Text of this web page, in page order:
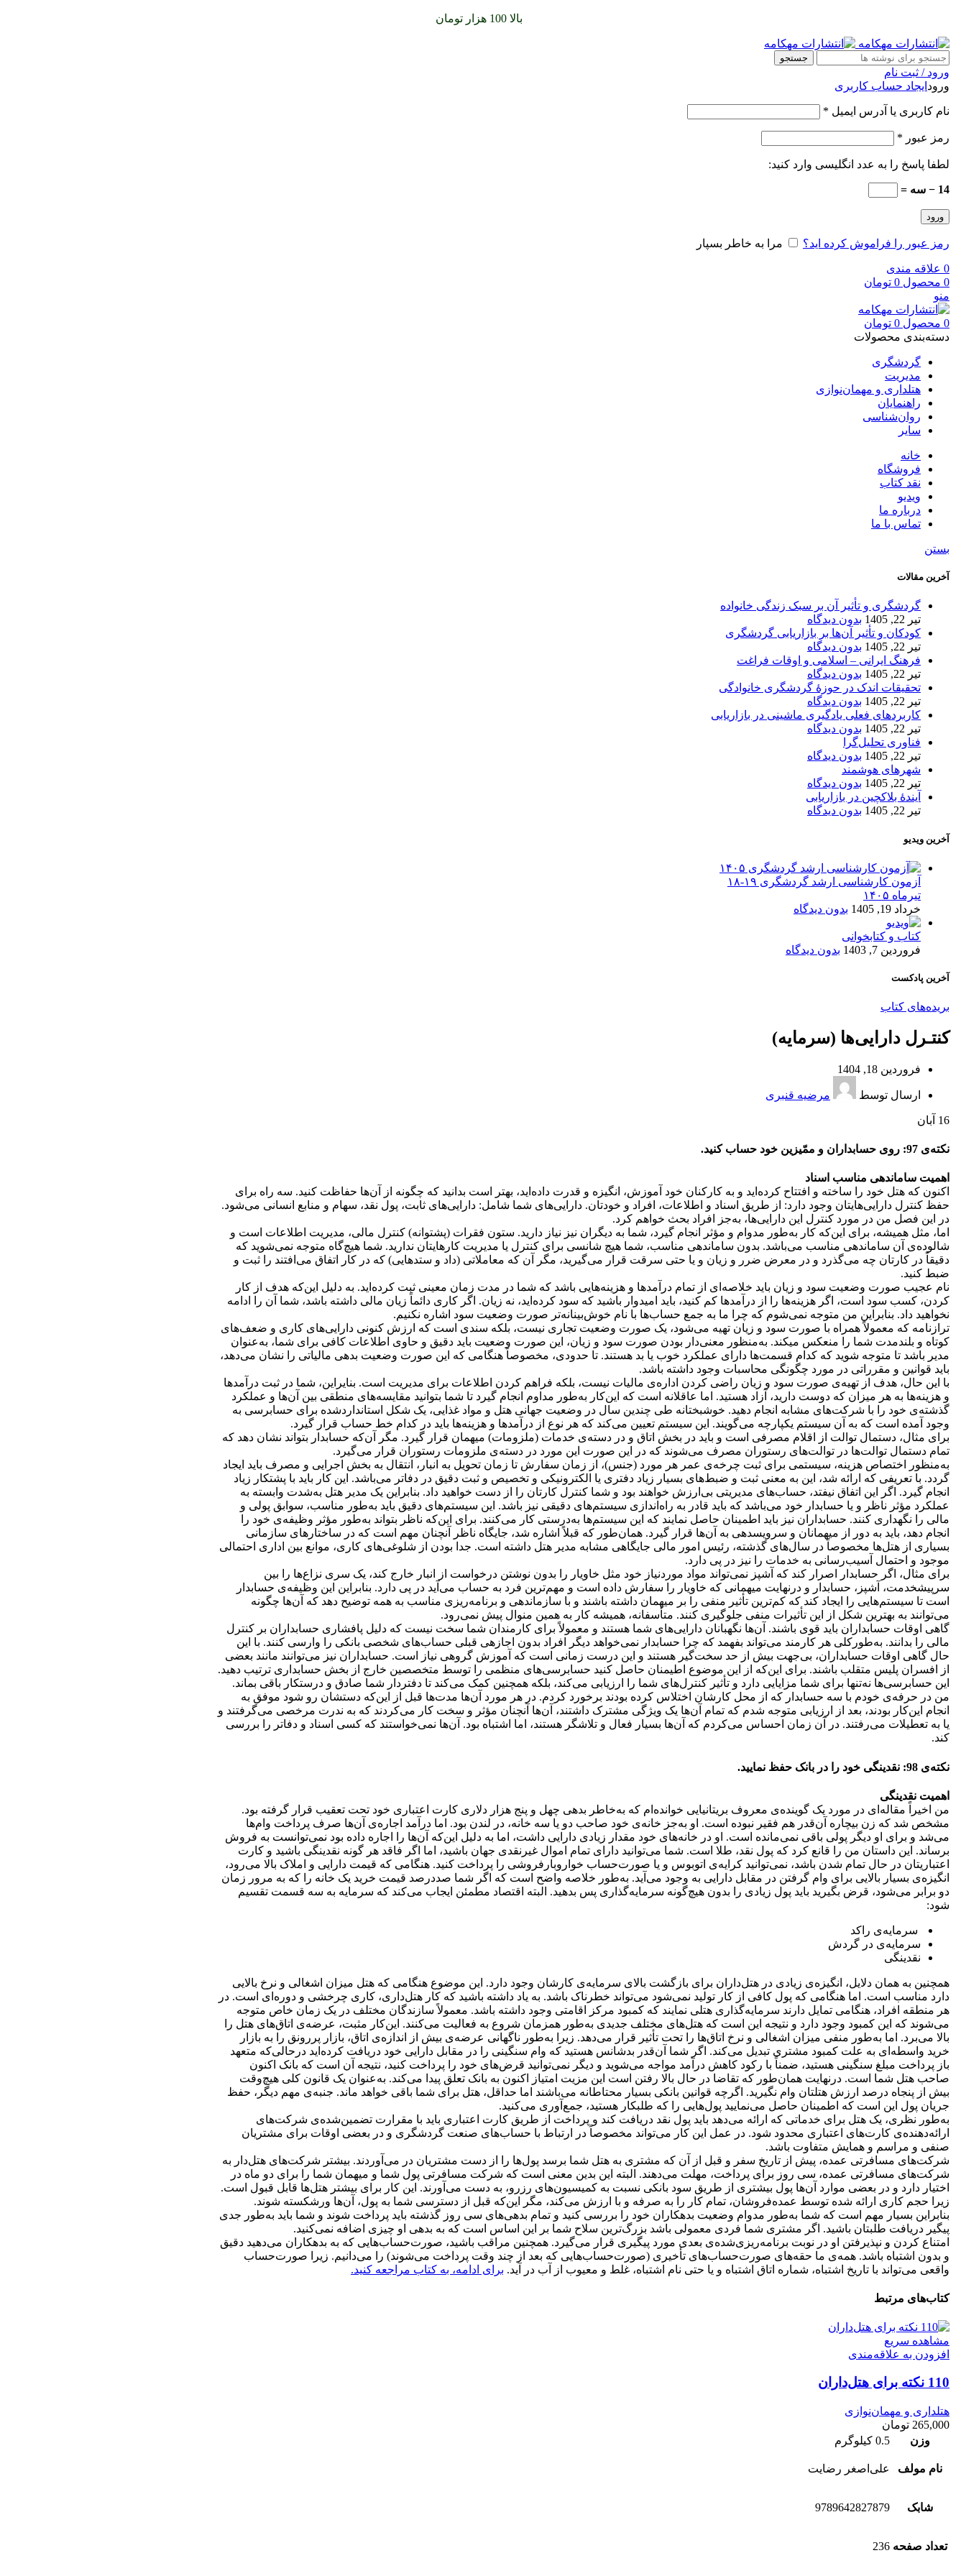
بالا 100 هزار تومان
جستجو
ورود / ثبت نام
ورود ایجاد حساب کاربری
نام کاربری یا آدرس ایمیل *
رمز عبور *
لطفا پاسخ را به عدد انگلیسی وارد کنید:
14 − سه =
ورود
رمز عبور را فراموش کرده اید؟ مرا به خاطر بسپار
0 علاقه مندی
0 محصول 0 تومان
منو
0 محصول 0 تومان
دسته‌بندی محصولات
گردشگری
مدیریت
هتلداری و مهمان‌نوازی
راهنمایان
روان‌شناسی
سایر
خانه
فروشگاه
نقد کتاب
ویدیو
درباره‌ ما
تماس با ما
بریده‌های کتاب
کنتـرل دارایی‌ها (سرمایه)
فروردین 18, 1404
ارسال توسط مرضیه قنبری
16 آبان
نکته‌ی 97: روی حسابداران و ممّیزین خود حساب کنید.
اهمیت ساماندهی مناسب اسناد
اکنون که هتل خود را ساخته و افتتاح کرده‌اید و به کارکنان خود آموزش، انگیزه و قدرت داده‌اید، بهتر است بدانید که چگونه از آن‌ها حفاظت کنید. سه راه برای
حفظ کنترل دارایی‌هایتان وجود دارد: از طریق اسناد و اطلاعات، افراد و خودتان. دارایی‌های شما شامل: دارایی‌های ثابت، پول نقد، سهام و منابع انسانی می‌شود.
در این فصل من در مورد کنترل این دارایی‌ها، به‌جز افراد بحث خواهم کرد.
اما‌، مثل همیشه، برای این‌که کار به‌طور مدوام و مؤثر انجام گیرد، شما به دیگران نیز نیاز دارید. ستون فقرات (پشتوانه) کنترل مالی، مدیریت اطلاعات است و
شالوده‌ی آن ساماندهی مناسب می‌باشد. بدون ساماندهی مناسب، شما هیچ شانسی برای کنترل یا مدیریت کارهایتان ندارید. شما هیچ‌گاه متوجه نمی‌شوید که
دقیقاً در کارتان چه می‌گذرد و در معرض ضرر و زیان و یا حتی سرقت قرار می‏‌گیرید، مگر آن که معاملاتی (داد و ستد‏هایی) که در کار اتفاق می‏‌افتند را ثبت و
ضبط کنید.
نام عجیب صورت وضعیت سود و زیان باید خلاصه‌ای از تمام درآمدها و هزینه‌هایی باشد که شما در مدت زمان معینی ثبت کرده‌اید. به دلیل این‌که هدف از کار
کردن، ‌کسب سود است، اگر هزینه‌‏ها را از درآمدها کم کنید، باید امیدوار باشید که سود کرده‌اید، نه زیان. اگر کاری دائماً زیان مالی داشته باشد، شما آن را ادامه
نخواهید داد. بنابراین من متوجه نمی‌شوم که چرا ما به جمع حساب‌ها با نام خوش‌بینانه‌تر صورت وضعیت سود اشاره نکنیم.
ترازنامه که معمولاً همراه با صورت سود و زیان تهیه می‌شود، یک صورت وضعیت تجاری نیست، بلکه سندی است که ارزش کنونی دارایی‌های کاری و ضعف‌های
کوتاه و بلندمدت شما را منعکس می‏کند. به‌منظور معنی‌دار بودن صورت سود و زیان، این صورت وضعیت باید دقیق و حاوی اطلاعات کافی برای شما، ‌به‌عنوان
مدیر باشد تا متوجه شوید که کدام قسمت‌ها دارای عملکرد خوب یا بد هستند. تا حدودی، ‌مخصوصاً هنگامی که این صورت وضعیت بدهی مالیاتی را نشان می‌دهد،‌
باید قوانین و مقرراتی در مورد چگونگی محاسبات وجود داشته باشد.
با این حال، ‌هدف از تهیه‌ی صورت سود و زیان راضی کردن اداره‏‌ی مالیات نیست، بلکه فراهم کردن اطلاعات برای مدیریت است. بنایراین، ‌شما در ثبت درآمدها
و هزینه‏‌ها به هر میزان که دوست دارید، آزاد هستید. اما عاقلانه است که این‌کار به‌طور مداوم انجام گیرد تا شما بتوانید مقایسه‌های منطقی بین آن‌ها و عملکرد
گذشته‏‌ی خود را با شرکت‏‌های مشابه انجام دهید. خوشبختانه ‌طی چندین سال در وضعیت جهانی هتل و مواد غذایی، یک شکل استانداردشده برای حسابرسی به
وجود آمده است که به آن سیستم یکپارچه می‌گویند. این سیستم تعیین می‌کند که هر نوع از درآمدها و هزینه‏‌ها باید در کدام خط حساب قرار گیرد.
برای مثال، دستمال توالت از اقلام مصرفی است و باید در بخش اتاق و در دسته‌ی خدمات (ملزومات) میهمان قرار گیرد. مگر آن‌که حسابدار بتواند نشان دهد که
تمام دستمال توالت‌ها در توالت‌های رستوران مصرف می‌شوند که در این صورت این مورد در دسته‌ی ملزومات رستوران قرار می‌گیرد.
به‌منظور اختصاص هزینه، سیستمی برای ثبت چرخه‌ی عمر هر مورد (جنس)، از زمان سفارش تا زمان تحویل به انبار، انتقال به بخش اجرایی و مصرف باید ایجاد
گردد. با تعریفی که ارائه شد، این به معنی ثبت و ضبط‏‌های بسیار زیاد دفتری یا الکترونیکی و تخصیص و ثبت دقیق در دفاتر می‌باشد. این کار باید با پشتکار زیاد
انجام گیرد. اگر این اتفاق نیفتد، حساب‌های مدیریتی بی‌ارزش خواهند بود و شما کنترل کارتان را از دست خواهید داد. بنابراین یک مدیر هتل به‌شدت وابسته به
عملکرد مؤثر ناظر و یا حسابدار خود می‌باشد که باید قادر به راه‌اندازی سیستم‌های دقیقی نیز باشد. این سیستم‌های دقیق باید به‌طور مناسب، سوابق پولی و
مالی را نگهداری کنند. حسابداران نیز باید اطمینان حاصل نمایند که این سیستم‌ها به‌درستی کار می‌کنند. برای این‌که ناظر بتواند به‌طور مؤثر وظیفه‌ی خود را
انجام دهد، باید به دور از میهمانان و سرویس‏دهی به آن‌ها قرار گیرد. همان‌طور که قبلاً اشاره شد، جایگاه ناظر آنچنان مهم است که در ساختارهای سازمانی
بسیاری از هتل‏‌ها مخصوصاً در سال‏‌های گذشته، رئیس امور مالی جایگاهی مشابه مدیر هتل داشته است. جدا بودن از شلوغی‌های کاری، موانع بین اداری احتمالی
موجود و احتمال آسیب‌رسانی به خدمات را نیز در پی دارد.
برای مثال، اگر حسابدار اصرار کند که آشپز نمی‌تواند مواد موردنیاز خود مثل خاویار را بدون نوشتن درخواست از انبار خارج کند، یک سری نزاع‌ها را بین
سرپیشخدمت، آشپز، حسابدار و درنهایت میهمانی که خاویار را سفارش داده است و مهم‌ترین فرد به حساب می‌آید در پی دارد. بنابراین این وظیفه‌ی حسابدار
است تا سیستم‌هایی را ایجاد کند که کم‌ترین تأثیر منفی را بر میهمان داشته باشند و با سازماندهی و برنامه‌ریزی مناسب به همه توضیح دهد که آن‌ها چگونه
می‌توانند به بهترین شکل از این تأثیرات منفی جلوگیری کنند. متأسفانه، همیشه کار به همین منوال پیش نمی‌رود.
گاهی اوقات حسابداران باید قوی باشند. آن‌ها نگهبانان دارایی‌های شما هستند و معمولاً برای کارمندان شما سخت نیست که دلیل پافشاری حسابداران بر کنترل
مالی را بدانند. به‌طورکلی هر کارمند می‌تواند بفهمد که چرا حسابدار نمی‌خواهد دیگر افراد بدون اجازه‏ی قبلی حساب‌های شخصی بانکی را وارسی کنند. با این
حال گاهی اوقات حسابداران، بی‌جهت بیش از حد سخت‌گیر هستند و این درست زمانی است که آموزش گروهی نیاز است. حسابداران نیز می‌توانند مانند بعضی
از افسران پلیس متقلب باشند. برای این‌که از این موضوع اطیمنان حاصل کنید حسابرسی‌های منظمی را توسط متخصصین خارج از بخش حسابداری ترتیب دهید.
این حسابرسی‌ها نه‌تنها برای شما مزایایی دارد و تأثیر کنترل‏‌های شما را ارزیابی می‌کند، بلکه همچنین کمک می‌کند تا دفتردار شما صادق و درستکار باقی بماند.
من در حرفه‌ی خودم با سه حسابدار که از محل کارشان اختلاس کرده بودند برخورد کردم. در هر مورد آن‌ها مدت‌ها قبل از این‌که دستشان رو شود موفق به
انجام این‌کار بودند، بعد از ارزیابی متوجه شدم که تمام آن‌ها یک ویژگی مشترک داشتند، آن‌ها آنچنان مؤثر و سخت کار می‌کردند که به ندرت مرخصی می‌گرفتند و
یا به تعطیلات می‌رفتند. در آن زمان احساس می‌کردم که آن‌ها بسیار فعال و تلاشگر هستند، اما اشتباه بود. آن‌ها نمی‌خواستند که کسی اسناد و دفاتر را بررسی
کند.
نکته‌ی 98: نقدینگی خود را در بانک حفظ نمایید.
اهمیت نقدینگی
من اخیراً مقاله‌ای در مورد یک گوینده‌ی معروف بریتانیایی خوانده‌ام که به‌خاطر بدهی چهل و پنج هزار دلاری کارت اعتباری خود تحت تعقیب قرار گرفته بود.
مشخص شد که زن بیچاره آن‌قدر هم فقیر نبوده است. او به‌جز خانه‌ی خود صاحب دو یا سه خانه، در لندن بود. اما درآمد اجاره‌ی آن‌ها صرف پرداخت وام‌ها
می‌شد و برای او دیگر پولی باقی نمی‌مانده است. او در خانه‌های خود مقدار زیادی دارایی داشت، اما به دلیل این‌که آن‌ها را اجاره داده بود نمی‌توانست به فروش
برساند. این داستان من را قانع کرد که پول نقد، طلا است. شما می‌توانید دارای تمام اموال غیرنقدی جهان باشید، اما اگر فاقد هر گونه نقدینگی باشید و کارت
اعتباریتان در حال تمام شدن باشد، نمی‌توانید کرایه‌ی اتوبوس و یا صورت‌حساب خواروبارفروشی را پرداخت کنید. هنگامی که قیمت دارایی و املاک بالا می‌رود،
انگیزه‌ی بسیار بالایی برای وام گرفتن در مقابل دارایی به وجود می‌‏آید. به‌طور خلاصه واضح است که اگر شما صددرصد قیمت خرید یک خانه را که به مرور زمان
دو برابر می‌شود، قرض بگیرید باید پول زیادی را بدون هیچ‌گونه سرمایه‌گذاری پس بدهید. البته اقتصاد مطمئن ایجاب می‌کند که سرمایه به سه قسمت تقسیم
شود:
سرمایه‌ی راکد
سرمایه‌ی در گردش
نقدینگی
همچنین به همان دلایل، انگیزه‌ی زیادی در هتل‌داران برای بازگشت بالای سرمایه‌ی کارشان وجود دارد. این موضوع هنگامی که هتل میزان اشغالی و نرخ بالایی
دارد مناسب است. اما هنگامی که پول کافی از کار تولید نمی‌شود می‌تواند خطرناک باشد. به یاد داشته باشید که کار هتل‌داری، کاری چرخشی و دوره‌ای است. در
هر منطقه افراد، هنگامی تمایل دارند سرمایه‌گذاری هتلی نمایند که کمبود مرکز اقامتی وجود داشته باشد. معمولاً سازندگان مختلف در یک زمان خاص متوجه
می‌شوند که این کمبود وجود دارد و نتیجه این است که هتل‌های مختلف جدیدی به‌طور همزمان شروع به فعالیت می‌‏کنند. این‌کار مثبت، عرضه‌ی اتاق‌های هتل را
بالا می‌برد. اما به‌طور منفی میزان اشغالی و نرخ اتاق‌ها را تحت تأثیر قرار می‌دهد. زیرا به‌طور ناگهانی عرضه‌ی بیش از اندازه‌ی اتاق، بازار پررونق را به بازار
خرید واسطه‌ای به علت کمبود مشتری تبدیل می‌کند. اگر شما آن‌قدر بدشانس هستید که وام سنگینی را در مقابل دارایی خود دریافت کرده‌اید درحالی‌که متعهد
باز پرداخت مبلغ سنگینی هستید، ضمناً با ر‏کود کاهش درآمد مواجه می‌شوید و دیگر نمی‌توانید قرض‌های خود را پرداخت کنید، نتیجه آن است که بانک اکنون
صاحب هتل شما است. درنهایت همان‌طور که تقاضا در حال بالا رفتن است این مزیت امتیاز اکنون به بانک تعلق پیدا می‌کند. به‌عنوان یک قانون کلی هیچ‌وقت
بیش از پنجاه درصد ارزش هتلتان وام نگیرید. اگرچه قوانین بانکی بسیار محتاطانه می‌باشند اما حداقل، هتل برای شما باقی خواهد ماند. جنبه‌ی مهم دیگر، حفظ
جریان پول این است که اطمینان حاصل می‏‌نمایید پول‌هایی را که طلبکار هستید، جمع‌آوری می‌کنید.
به‌طور نظری، یک هتل برای خدماتی که ارائه می‌دهد باید پول نقد دریافت کند و پرداخت از طریق کارت اعتباری باید با مقرارت تضمین‌شده‌ی شرکت‌های
ارائه‌دهنده‌‏ی کارت‌های اعتباری محدود شود. در عمل این کار می‌تواند مخصوصاً در ارتباط با حساب‌های صنعت گردشگری و در بعضی اوقات برای مشتریان
صنفی و مراسم و همایش متفاوت باشد.
شرکت‌های مسافرتی عمده، پیش از تاریخ سفر و قبل از آن که مشتری به هتل شما برسد پول‌ها را از دست مشتریان در می‌آوردند. بیشتر شرکت‌های هتل‌دار به
شرکت‌های مسافرتی عمده، سی روز برای پرداخت، مهلت می‌دهند. البته این بدین معنی است که شرکت مسافرتی پول شما و میهمان شما را برای دو ماه در
اختیار دارد و در بعضی موارد آن‌ها پول بیشتری از طریق سود بانکی نسبت به کمیسیون‌های رزرو، به دست می‌آورند. این کار برای بیشتر هتل‌ها قابل قبول است.
زیرا حجم کاری ارائه شده توسط عمده‌فروشان، تمام کار را به صرفه و با ارزش می‌کند، مگر این‌که قبل از دسترسی شما به پول، آن‌ها ورشکسته شوند.
بنابراین بسیار مهم است که شما به‌طور مدوام وضعیت بدهکاران خود را بررسی کنید و تمام بدهی‌های سی روز گذشته باید پرداخت شوند و شما باید به‌طور جدی
پیگیر دریافت طلبتان باشید. اگر مشتری شما فردی معمولی باشد بزرگ‌ترین سلاح شما بر این اساس است که به بدهی او چیزی اضافه نمی‌کنید.
امتناع کردن و نپذیرفتن او در نوبت برنامه‌ریزی‌شده‌ی بعدی مورد پیگیری قرار می‌گیرد. همچنین مراقب باشید، صورت‌حساب‌هایی که به بدهکاران می‌دهید دقیق
و بدون اشتباه باشد. همه‌ی ما حقه‌های صورت‌حساب‏‌های تأخیری (صورت‌حساب‌هایی که بعد از چند وقت پرداخت می‌شوند) را می‌دانیم. زیرا صورت‌حساب
واقعی می‌تواند با تاریخ اشتباه، شماره اتاق اشتباه و یا حتی نام اشتباه، غلط و معیوب از آب در آید. برای ادامه، به کتاب مراجعه کنید.
کتاب‌های مرتبط
مشاهده سریع
افزودن به علاقه‌مندی
110 نکته برای هتل‌داران
هتلداری و مهمان‌نوازی
265,000 تومان
وزن
0.5 کیلوگرم
نام مولف علی‌اصغر رضایت
شابک 9789642827879
تعداد صفحه 236
بستن
آخرین مقالات
گردشگری و تأثیر آن بر سبک زندگی خانواده
تیر 22, 1405
بدون دیدگاه
کودکان و تأثیر آن‌ها بر بازاریابی گردشگری
تیر 22, 1405
بدون دیدگاه
فرهنگ ایرانی – اسلامی و اوقات فراغت
تیر 22, 1405
بدون دیدگاه
تحقیقات اندک در حوزۀ گردشگری خانوادگی
تیر 22, 1405
بدون دیدگاه
کاربردهای فعلی یادگیری ماشینی در بازاریابی
تیر 22, 1405
بدون دیدگاه
فناوری تحلیل‌گرا
تیر 22, 1405
بدون دیدگاه
شهرهای هوشمند
تیر 22, 1405
بدون دیدگاه
آیندۀ بلاکچین در بازاریابی
تیر 22, 1405
بدون دیدگاه
آخرین ویدیو
آزمون کارشناسی ارشد گردشگری ۱۹-۱۸
تیرماه ۱۴۰۵
خرداد 19, 1405
بدون دیدگاه
کتاب و کتابخوانی
فروردین 7, 1403
بدون دیدگاه
آخرین پادکست